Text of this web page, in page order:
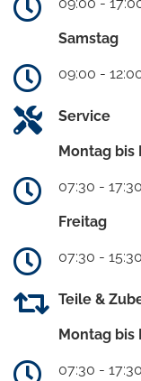
Samstag
09:00 -
Service
Montag bis
07:30 -
Freitag
07:30 -
Teile &
Montag bis
07:30 -